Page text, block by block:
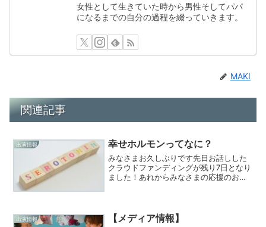
女性として生きていた時から男性そしてパパ
になるまでの自分の過程を綴っていきます。
MAKI
関連記事
出演情報 幸せホルモンってなに？
みなさまお久しぶりです先日お話しした
クラウドファンディングが残り7日となり
ました！あれからみなさまの応援のおか
ので引き続き応援・拡散...
出演情報 【メディア情報】